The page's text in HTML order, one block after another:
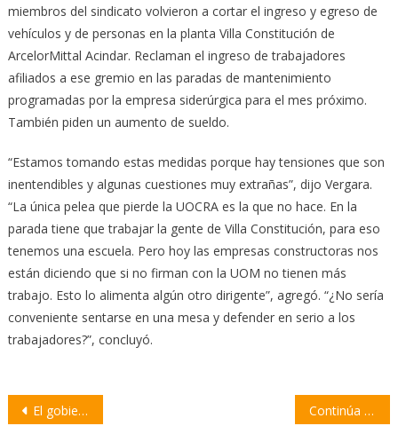
miembros del sindicato volvieron a cortar el ingreso y egreso de
vehículos y de personas en la planta Villa Constitución de
ArcelorMittal Acindar. Reclaman el ingreso de trabajadores
afiliados a ese gremio en las paradas de mantenimiento
programadas por la empresa siderúrgica para el mes próximo.
También piden un aumento de sueldo.
“Estamos tomando estas medidas porque hay tensiones que son
inentendibles y algunas cuestiones muy extrañas”, dijo Vergara.
“La única pelea que pierde la UOCRA es la que no hace. En la
parada tiene que trabajar la gente de Villa Constitución, para eso
tenemos una escuela. Pero hoy las empresas constructoras nos
están diciendo que si no firman con la UOM no tienen más
trabajo. Esto lo alimenta algún otro dirigente”, agregó. “¿No sería
conveniente sentarse en una mesa y defender en serio a los
trabajadores?”, concluyó.
Navegación
El gobierno provincial escucha las demandas y necesidades de mujeres policías Continúa el paro de transportistas por desabastecimiento de gasoil